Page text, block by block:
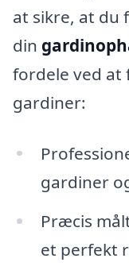
at sikre, at du
din
fordele ved
gardiner:
gardiner
Præcis
et perfekt